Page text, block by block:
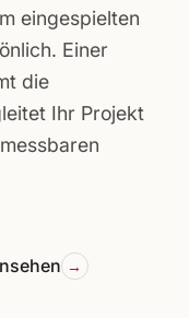
eingespielten
Einer
die
Ihr Projekt